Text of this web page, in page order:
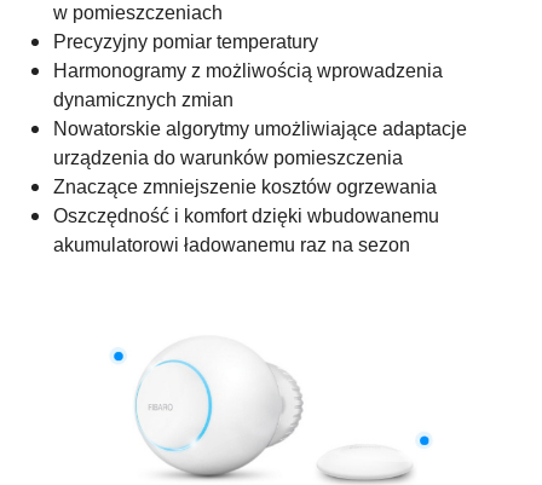
w pomieszczeniach
Precyzyjny pomiar temperatury
Harmonogramy z możliwością wprowadzenia
dynamicznych zmian
Nowatorskie algorytmy umożliwiające adaptacje
urządzenia do warunków pomieszczenia
Znaczące zmniejszenie kosztów ogrzewania
Oszczędność i komfort dzięki wbudowanemu
akumulatorowi ładowanemu raz na sezon